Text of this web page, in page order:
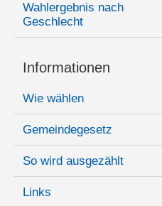
Wahlergebnis nach
Geschlecht
Informationen
Wie wählen
Gemeindegesetz
So wird ausgezählt
Links